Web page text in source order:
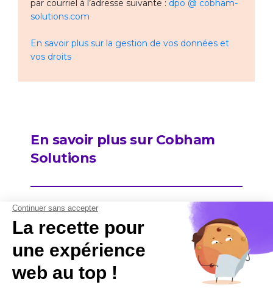
par courriel à l’adresse suivante : dpo @ cobham-
solutions.com
En savoir plus sur la gestion de vos données et
vos droits
En savoir plus sur Cobham
Solutions
Contactez-nous